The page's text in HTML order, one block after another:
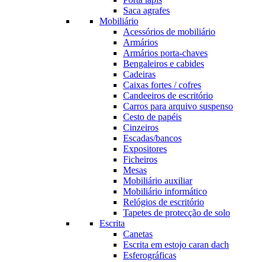
Saca agrafes
Mobiliário
Acessórios de mobiliário
Armários
Armários porta-chaves
Bengaleiros e cabides
Cadeiras
Caixas fortes / cofres
Candeeiros de escritório
Carros para arquivo suspenso
Cesto de papéis
Cinzeiros
Escadas/bancos
Expositores
Ficheiros
Mesas
Mobiliário auxiliar
Mobiliário informático
Relógios de escritório
Tapetes de protecção de solo
Escrita
Canetas
Escrita em estojo caran dach
Esferográficas